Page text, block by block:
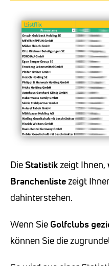
DieStatistikzeigt Ihnen,
Branchenlistezeigt
dahinterstehen.
Wenn Sie Golfclubs
können Sie die